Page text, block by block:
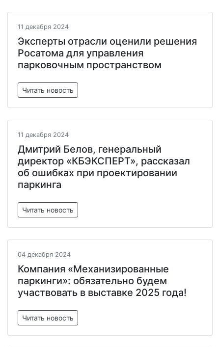
11 декабря 2024
Эксперты отрасли оценили решения
Росатома для управления
парковочным пространством
Читать новость
11 декабря 2024
Дмитрий Белов, генеральный
директор «КБЭКСПЕРТ», рассказал
об ошибках при проектировании
паркинга
Читать новость
04 декабря 2024
Компания «Механизированные
паркинги»: обязательно будем
участвовать в выставке 2025 года!
Читать новость